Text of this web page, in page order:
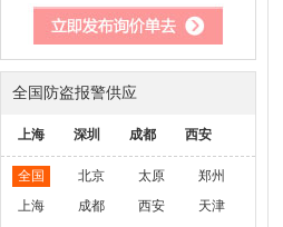
全国防盗报警供应
上海 深圳 成都 西安
全国 北京 太原
郑州
上海
成都 西安
天津